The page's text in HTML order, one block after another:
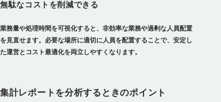
無駄なコストを削減できる
業務量や処理時間を可視化すると、非効率な業務や過剰な人員配置
を見直せます。必要な場所に適切に人員を配置することで、安定し
た運営とコスト最適化を両立しやすくなります。
集計レポートを分析するときのポイント